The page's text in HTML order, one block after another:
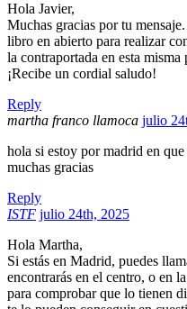
Hola Javier,
Muchas gracias por tu
libro en abierto para realizar
la contraportada en esta misma
¡Recibe un cordial saludo!
Reply
martha franco llamoca julio
hola si estoy por madrid en
muchas gracias
Reply
ISTF julio 24th, 2025
Hola Martha,
Si estás en Madrid, puedes
encontrarás en el centro, o en
para comprobar que lo tienen